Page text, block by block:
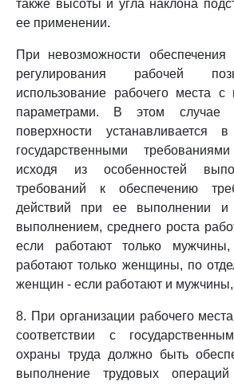
также высоты и угла наклона
ее применении.
При невозможности обеспечения
регулирования рабочей
использование рабочего места с
параметрами. В этом случае
поверхности устанавливается
государственными
исходя из особенностей
требований к обеспечению
действий при ее выполнении
выполнением, среднего роста
если работают только
работают только женщины, по
женщин - если работают и
8. При организации рабочего
соответствии с
охраны труда должно быть
выполнение трудовых